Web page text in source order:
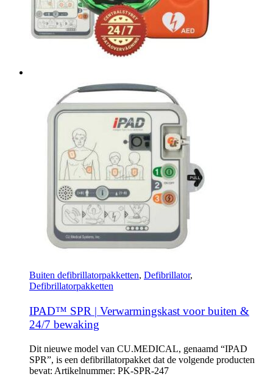
Buiten defibrillatorpakketten, Defibrillator,
Defibrillatorpakketten
IPAD™ SPR | Verwarmingskast voor buiten &
24/7 bewaking
Dit nieuwe model van CU.MEDICAL, genaamd “IPAD
SPR”, is een defibrillatorpakket dat de volgende producten
bevat: Artikelnummer: PK-SPR-247